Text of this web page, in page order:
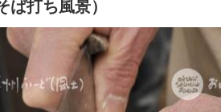
ば打ち風景）